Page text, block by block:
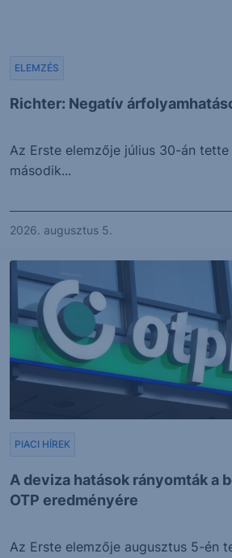
Richter: Negatív
ELEMZÉS
Az Erste elemzője július 30-án
második...
2026. augusztus 5.
A deviza hatások rányomták a
OTP eredményére
PIACI HÍREK
Az Erste elemzője augusztus 5-én